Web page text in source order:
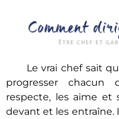
Le vrai chef sait
progresser chacun
respecte, les aime et
devant et les entraîne.